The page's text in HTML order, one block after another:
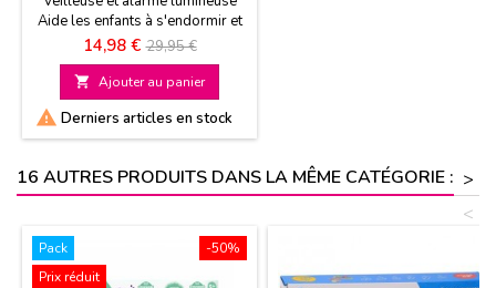
Aide les enfants à s'endormir et
se réveiller A partir de 2 ans
Prix
14,98 € Prix
de
base
29,95 €
 Ajouter au panier
 Derniers articles en stock
16 AUTRES PRODUITS DANS LA MÊME CATÉGORIE : >
<
-50%
Pack
Prix réduit